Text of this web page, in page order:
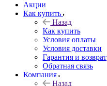
Акции
Как купить
Назад
Как купить
Условия оплаты
Условия доставки
Гарантия и возврат
Обратная связь
Компания
Назад